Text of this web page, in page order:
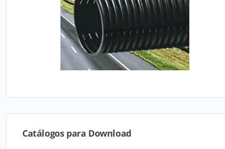
Catálogos para Download